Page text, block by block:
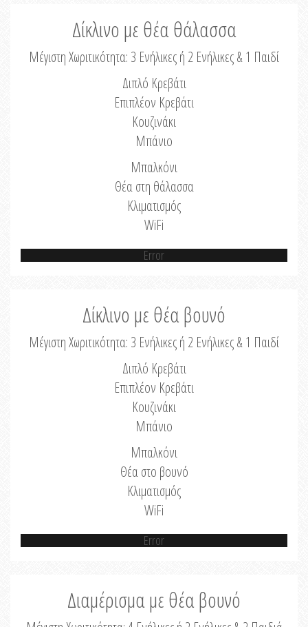
Δίκλινο με θέα θάλασσα
Μέγιστη Χωριτικότητα: 3 Ενήλικες ή 2 Ενήλικες & 1 Παιδί
Διπλό Κρεβάτι
Επιπλέον Κρεβάτι
Κουζινάκι
Μπάνιο
Μπαλκόνι
Θέα στη θάλασσα
Κλιματισμός
WiFi
Error
Δίκλινο με θέα βουνό
Μέγιστη Χωριτικότητα: 3 Ενήλικες ή 2 Ενήλικες & 1 Παιδί
Διπλό Κρεβάτι
Επιπλέον Κρεβάτι
Κουζινάκι
Μπάνιο
Μπαλκόνι
Θέα στο βουνό
Κλιματισμός
WiFi
Error
Διαμέρισμα με θέα βουνό